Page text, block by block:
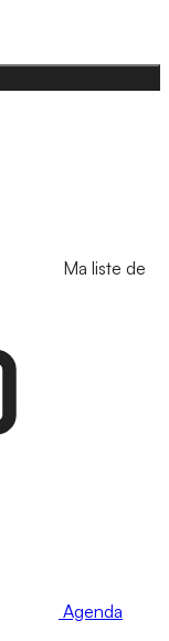
Ma liste de
Agenda